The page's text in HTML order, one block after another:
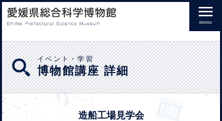
menu
イベント・学習
博物館講座 詳細
造船工場見学会